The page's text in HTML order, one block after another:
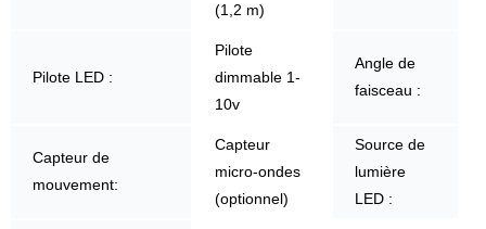
(1,2 m)
Pilote LED :
Pilote
dimmable 1-
10v
Angle de
faisceau :
Capteur de
mouvement:
Capteur
micro-ondes
(optionnel)
Source de
lumière
LED :